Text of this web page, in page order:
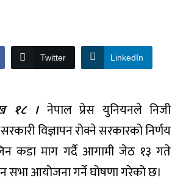
Twitter LinkedIn
१८ । नेपाल प्रेस युनियनले निजी
विज्ञापन रोक्ने सरकारको निर्णय
कडा माग गर्दै आगामी जेठ १३ गते
सभा आयोजना गर्ने घोषणा गरेको छ।